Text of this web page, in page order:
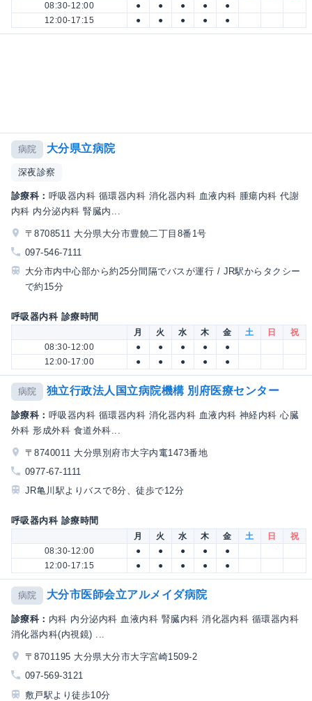
08:30-12:00
● ● ● ●
●
12:00-17:15
● ● ● ● ●
病院 大分県立病院
深夜診察
診療科： 呼吸器内科 循環器内科 消化器内科 血液内科 腫瘍内科 代謝
内科 内分泌内科 腎臓内...
〒8708511 大分県大分市豊饒二丁目8番1号
097-546-7111
大分市内中心部から約25分間隔でバスが運行 / JR駅からタクシー
で約15分
呼吸器内科 診療時間
月 火 水 木 金 土 日
祝
08:30-12:00
● ● ● ●
●
12:00-17:00
● ● ● ● ●
病院 独立行政法人国立病院機構 別府医療センター
診療科： 呼吸器内科 循環器内科 消化器内科 血液内科 神経内科 心臓
外科 形成外科 食道外科...
〒8740011 大分県別府市大字内竃1473番地
0977-67-1111
JR亀川駅よりバスで8分、徒歩で12分
呼吸器内科 診療時間
月 火 水 木 金 土 日
祝
08:30-12:00
● ● ● ●
●
12:00-17:15
● ● ● ● ●
病院 大分市医師会立アルメイダ病院
診療科： 内科 内分泌内科 血液内科 腎臓内科 消化器内科 循環器内科
消化器内科(内視鏡) ...
〒8701195 大分県大分市大字宮崎1509-2
097-569-3121
敷戸駅より徒歩10分